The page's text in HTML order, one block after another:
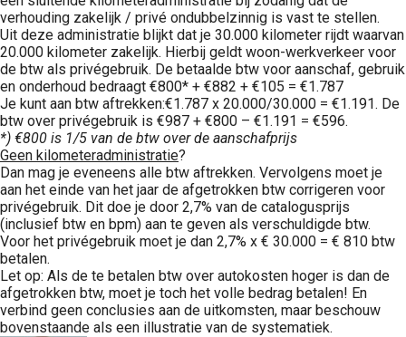
verhouding zakelijk / privé ondubbelzinnig is vast te stellen.
Uit deze administratie blijkt dat je 30.000 kilometer rijdt waarvan
20.000 kilometer zakelijk. Hierbij geldt woon-werkverkeer voor
de btw als privégebruik. De betaalde btw voor aanschaf, gebruik
en onderhoud bedraagt €800* + €882 + €105 = €1.787
Je kunt aan btw aftrekken:€1.787 x 20.000/30.000 = €1.191. De
btw over privégebruik is €987 + €800 – €1.191 = €596.
*) €800 is 1/5 van de btw over de aanschafprijs
Geen kilometeradministratie?
Dan mag je eveneens alle btw aftrekken. Vervolgens moet je
aan het einde van het jaar de afgetrokken btw corrigeren voor
privégebruik. Dit doe je door 2,7% van de catalogusprijs
(inclusief btw en bpm) aan te geven als verschuldigde btw.
Voor het privégebruik moet je dan 2,7% x € 30.000 = € 810 btw
betalen.
Let op: Als de te betalen btw over autokosten hoger is dan de
afgetrokken btw, moet je toch het volle bedrag betalen! En
verbind geen conclusies aan de uitkomsten, maar beschouw
bovenstaande als een illustratie van de systematiek.